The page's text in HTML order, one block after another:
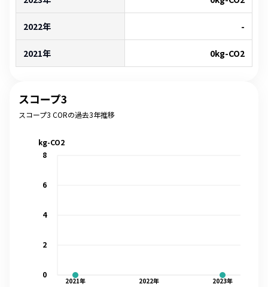
2022年 -
2021年 0kg-CO2
スコープ3
スコープ3 CORの過去3年推移
2021年 2022年 2023年
0
2
4
6
8
kg-CO2